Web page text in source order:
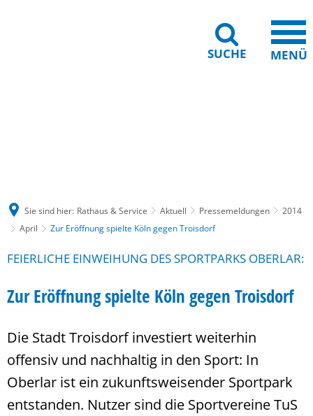
SUCHE MENÜ
Sie sind hier: Rathaus & Service Aktuell Pressemeldungen
2014
April
Zur Eröffnung spielte Köln gegen Troisdorf
FEIERLICHE EINWEIHUNG DES SPORTPARKS OBERLAR:
Zur Eröffnung spielte Köln gegen Troisdorf
Die Stadt Troisdorf investiert weiterhin
offensiv und nachhaltig in den Sport: In
Oberlar ist ein zukunftsweisender Sportpark
entstanden. Nutzer sind die Sportvereine TuS